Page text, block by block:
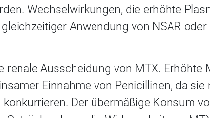
Wechselwirkungen, die erhöhte
Anwendung von NSAR
renale Ausscheidung von MTX. Erhöhte
Einnahme von Penicillinen, da sie
konkurrieren. Der übermäßige Konsum